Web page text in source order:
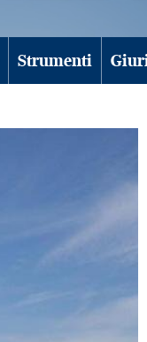
Strumenti